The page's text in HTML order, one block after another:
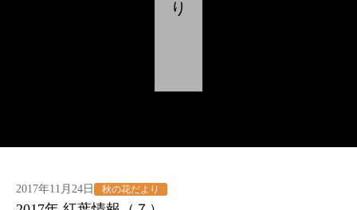
2017年11月24日 秋の花だより